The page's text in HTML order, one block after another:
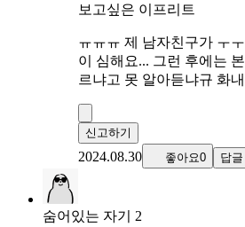
보고싶은 이프리트
ㅠㅠㅠ 제 남자친구가 ㅜ
이 심해요... 그런 후에는
르냐고 못 알아듣냐규 화
신고하기
2024.08.30 좋아요0 답
숨어있는 자기 2